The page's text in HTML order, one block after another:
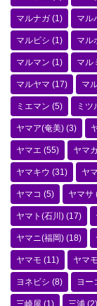
マルナガ (1) マル
マルビシ (1) マル
マルマン (1) マル
マルヤマ (17) マ
ミエマン (5) ミツ
ヤマア(奄美) (3)
ヤマエ (55) ヤマカ
ヤマキウ (31) ヤ
ヤマコ (5) ヤマサ
ヤマト(石川) (17)
ヤマニ(福岡) (18)
ヤマモ (11) ヤマ
ヨネビシ (8) ヨー